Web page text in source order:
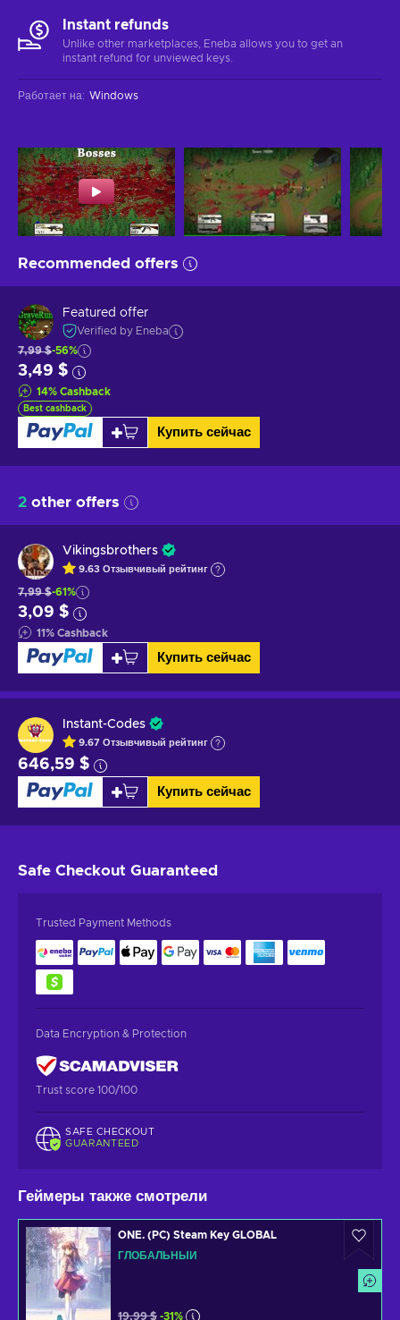
Instant refunds
Unlike other marketplaces, Eneba allows you to get an
instant refund for unviewed keys.
Работает на: Windows
Recommended offers
Featured offer
Verified by Eneba
7,99 $-56%
3,49 $
14% Cashback
Best cashback
Купить сейчас
2 other offers
Vikingsbrothers
9.63 Отзывчивый рейтинг
7,99 $-61%
3,09 $
11% Cashback
Купить сейчас
Instant-Codes
9.67 Отзывчивый рейтинг
646,59 $
Купить сейчас
Safe Checkout Guaranteed
Trusted Payment Methods
Data Encryption & Protection
Trust score 100/100
SAFE CHECKOUT
GUARANTEED
Геймеры также смотрели
ONE. (PC) Steam Key GLOBAL
ГЛОБАЛЬНЫЙ
19,99 $ -31%